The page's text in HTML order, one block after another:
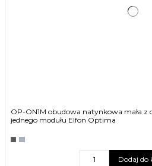
OP-ON1M obudowa natynkowa mała z
jednego modułu Elfon Optima
Dodaj do